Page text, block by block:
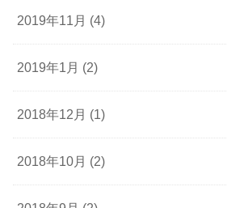
2019年11月 (4)
2019年1月 (2)
2018年12月 (1)
2018年10月 (2)